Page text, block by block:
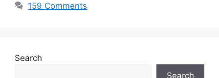
159 Comments
Search
Search